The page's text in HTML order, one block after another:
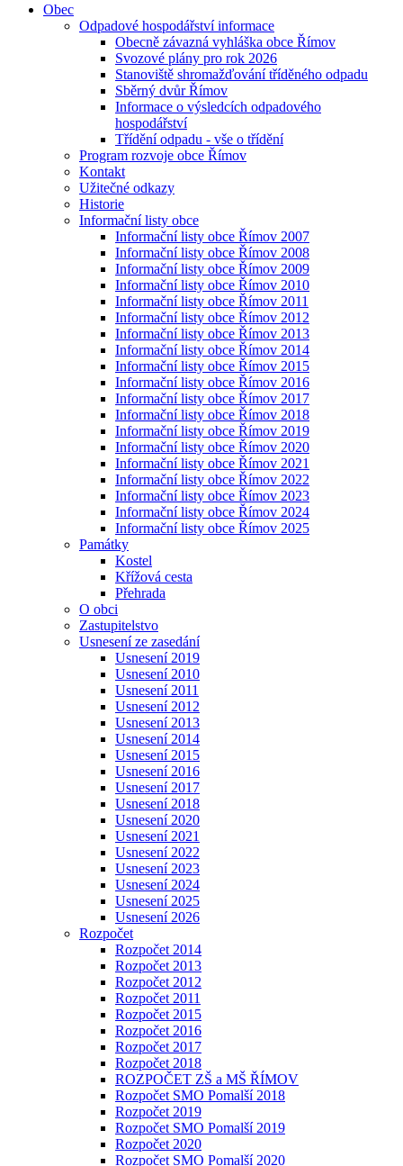
Obec
Odpadové hospodářství informace
Obecně závazná vyhláška obce Římov
Svozové plány pro rok 2026
Stanoviště shromažďování tříděného odpadu
Sběrný dvůr Římov
Informace o výsledcích odpadového
hospodářství
Třídění odpadu - vše o třídění
Program rozvoje obce Římov
Kontakt
Užitečné odkazy
Historie
Informační listy obce
Informační listy obce Římov 2007
Informační listy obce Římov 2008
Informační listy obce Římov 2009
Informační listy obce Římov 2010
Informační listy obce Římov 2011
Informační listy obce Římov 2012
Informační listy obce Římov 2013
Informační listy obce Římov 2014
Informační listy obce Římov 2015
Informační listy obce Římov 2016
Informační listy obce Římov 2017
Informační listy obce Římov 2018
Informační listy obce Římov 2019
Informační listy obce Římov 2020
Informační listy obce Římov 2021
Informační listy obce Římov 2022
Informační listy obce Římov 2023
Informační listy obce Římov 2024
Informační listy obce Římov 2025
Památky
Kostel
Křížová cesta
Přehrada
O obci
Zastupitelstvo
Usnesení ze zasedání
Usnesení 2019
Usnesení 2010
Usnesení 2011
Usnesení 2012
Usnesení 2013
Usnesení 2014
Usnesení 2015
Usnesení 2016
Usnesení 2017
Usnesení 2018
Usnesení 2020
Usnesení 2021
Usnesení 2022
Usnesení 2023
Usnesení 2024
Usnesení 2025
Usnesení 2026
Rozpočet
Rozpočet 2014
Rozpočet 2013
Rozpočet 2012
Rozpočet 2011
Rozpočet 2015
Rozpočet 2016
Rozpočet 2017
Rozpočet 2018
ROZPOČET ZŠ a MŠ ŘÍMOV
Rozpočet SMO Pomalší 2018
Rozpočet 2019
Rozpočet SMO Pomalší 2019
Rozpočet 2020
Rozpočet SMO Pomalší 2020